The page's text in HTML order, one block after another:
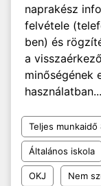
naprakész
felvétele
ben) és
a
minőségének
használatban...
Teljes munkaidő
Általános iskola
OKJ Nem